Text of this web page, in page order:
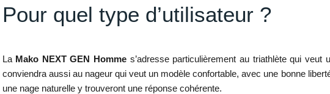
Pour quel type d’utilisateur ?
La Mako NEXT GEN Homme s’adresse particulièrement au triathlète qui
conviendra aussi au nageur qui veut un modèle confortable, avec une bonne
une nage naturelle y trouveront une réponse cohérente.